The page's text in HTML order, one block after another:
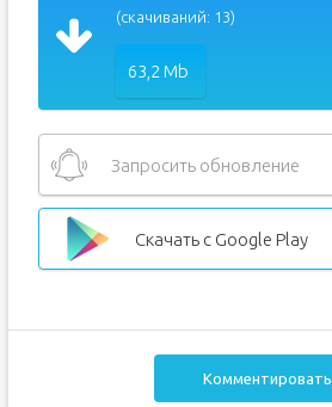
(скачиваний: 13)
63,2 Mb
Запросить обновление
Скачать с Google Play
Комментировать